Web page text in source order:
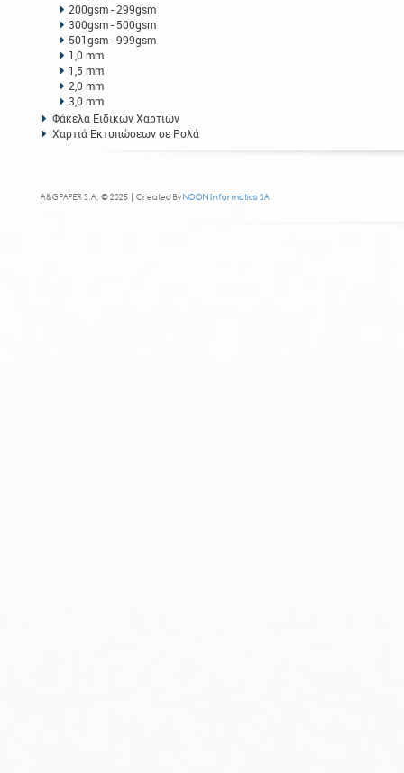
200gsm - 299gsm
300gsm - 500gsm
501gsm - 999gsm
1,0 mm
1,5 mm
2,0 mm
3,0 mm
Φάκελα Ειδικών Χαρτιών
Χαρτιά Εκτυπώσεων σε Ρολά
A&G PAPER S.A. © 2025 | Created ByNOON Informatics SA